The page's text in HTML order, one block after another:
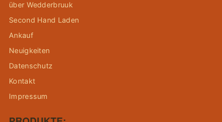
über Wedderbruuk
Second Hand Laden
Ankauf
Neuigkeiten
Datenschutz
Kontakt
Impressum